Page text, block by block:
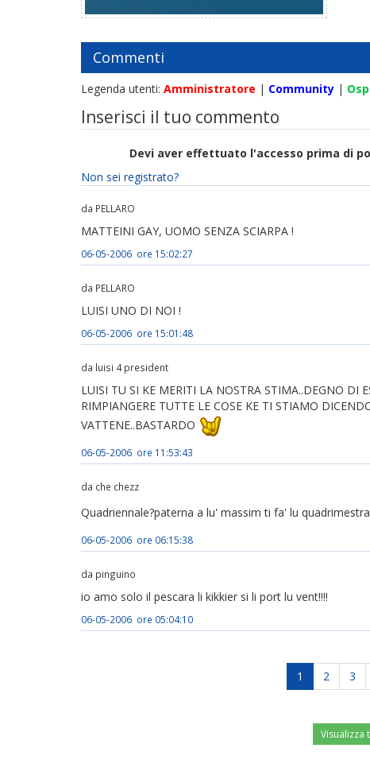
Commenti
Legenda utenti: Amministratore | Community |
Inserisci il tuo commento
Devi aver effettuato l'accesso prima di
Non sei registrato?
da PELLARO
MATTEINI GAY, UOMO SENZA SCIARPA !
06-05-2006 ore 15:02:27
da PELLARO
LUISI UNO DI NOI !
06-05-2006 ore 15:01:48
da luisi 4 president
LUISI TU SI KE MERITI LA NOSTRA STIMA..DEGNO DI
RIMPIANGERE TUTTE LE COSE KE TI STIAMO
VATTENE..BASTARDO
06-05-2006 ore 11:53:43
da che chezz
Quadriennale?paterna a lu' massim ti fa' lu
06-05-2006 ore 06:15:38
da pinguino
io amo solo il pescara li kikkier si li port lu vent!!!!
06-05-2006 ore 05:04:10
1 2 3
Visualizza